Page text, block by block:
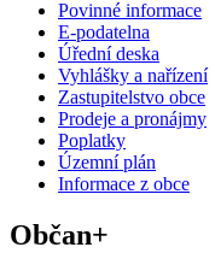
Povinné informace
E-podatelna
Úřední deska
Vyhlášky a nařízení
Zastupitelstvo obce
Prodeje a pronájmy
Poplatky
Územní plán
Informace z obce
Občan+